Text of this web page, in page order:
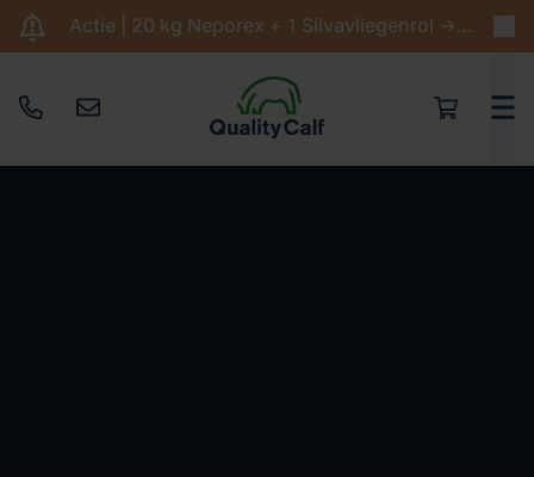
Actie | 20 kg Neporex + 1 Silvavliegenrol -> €204,95